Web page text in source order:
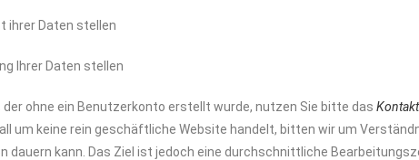
ihrer Daten stellen
Ihrer Daten stellen
ohne ein Benutzerkonto erstellt wurde, nutzen Sie bitte das
um keine rein geschäftliche Website handelt, bitten wir um
dauern kann. Das Ziel ist jedoch eine durchschnittliche